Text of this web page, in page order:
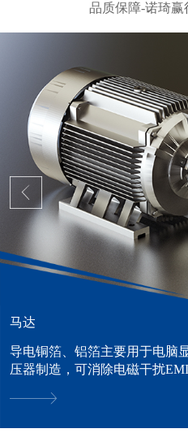
品质保障-诺琦
马达
导电铜箔、铝箔主要用于电脑
压器制造，可消除电磁干扰